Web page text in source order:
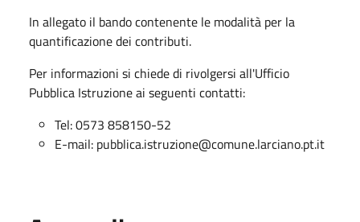
In allegato il bando contenente le modalità per la
quantificazione dei contributi.
Per informazioni si chiede di rivolgersi all'Ufficio
Pubblica Istruzione ai seguenti contatti:
Tel: 0573 858150-52
E-mail: pubblica.istruzione@comune.larciano.pt.it